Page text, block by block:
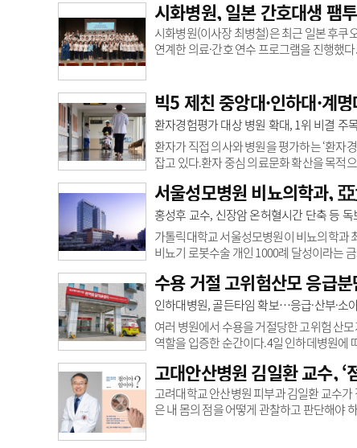
무조 및 간호단위별 여건을 고려해 간호사
게 하고, 이를 의료기관 평가에 반영해 법적
재정난에 시달리며 이미 병동을 폐쇄하거나
시화병원, 일본 간호대생 팸
시화병원(이사장 최병철)은 최근 일본 후
연계한 의료·간호 연수 프로그램을 진행했
및 현직 간호사와의 질의응답을 통해 한국
요 시설을 둘러보며 국제진료 운영 시스템
빅5 제친 중앙대·인하대·계
환자경험평가 대상 병원 확대, 1위 비결 주
환자가 직접 의사와 병원을 평가하는 ‘환자
잡고 있다.환자 중심 의료문화 확산을 목적
제6기 평가는 100병상 이상 병원급 의료기
상급종합병원 중 전국 1위를 차지한 병원이
는 사실이다.실제로 2017년 첫 평가에서는
서울성모병원 비뇨의학과,
홍성후 교수, 신장암 온허혈시간 단축 등
가톨릭대학교 서울성모병원이 비뇨의학과
비뇨기 로봇수술 개인 1000례 달성이라는
계적으로도 드문 사례로 서울성모병원 비
강경 등 최소침습수술 권위자인 홍 교수는
접는 훈련을 반복해 온 일화로도 유명하다.
수용 거절 고위험산모 응급분
인하대병원, 골든타임 확보…응급·산부·소
여러 병원에서 수용을 거절당한 고위험 산
역할을 입증한 순간이다.4일 인하데병원에
인 진통이 시작돼 119에 도움을 요청했다.
다른 의료기관 역시 병상 부족 등의 사유로
원을 찾기 위해 의료기관과 협의를 이어갔
고대안산병원 김일환 교수, ‘
고려대학교 안산병원 피부과 김일환 교수가
은 내 몸의 점을 어떻게 관찰하고 판단해야